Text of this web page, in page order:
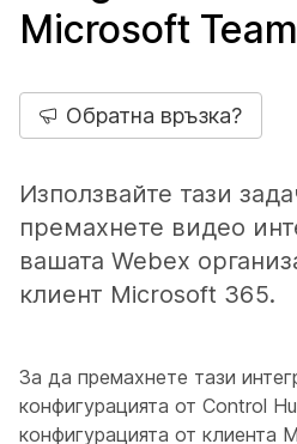
Microsoft
Обратна връзка?
Използвайте тази
премахнете видео
вашата Webex
клиент Microsoft 365.
За да премахнете тази
конфигурацията от Control
конфигурацията от клиента